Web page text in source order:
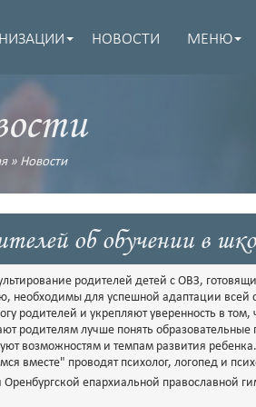
НОВОСТИ МЕНЮ
» Новости
об обучении в
родителей детей с ОВЗ,
необходимы для успешной адаптации всей
родителей и укрепляют уверенность в
родителям лучше понять
возможностям и темпам развития
вместе" проводят психолог, логопед и
Оренбургской епархиальной православной